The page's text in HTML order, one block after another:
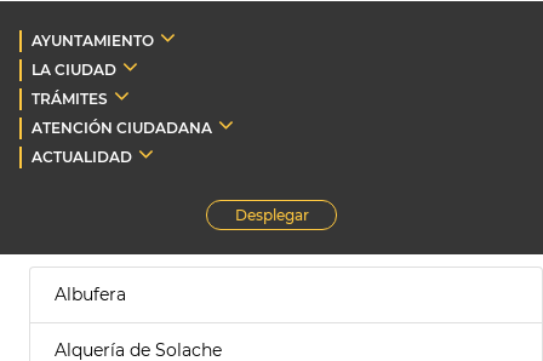
AYUNTAMIENTO
LA CIUDAD
TRÁMITES
ATENCIÓN CIUDADANA
ACTUALIDAD
Desplegar
Albufera
Alquería de Solache